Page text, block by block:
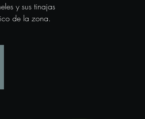
y sus tinajas
de la zona.